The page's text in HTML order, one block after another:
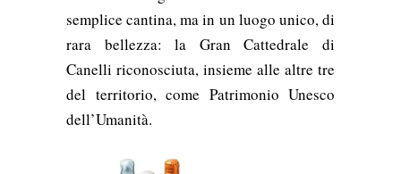
semplice cantina, ma in un luogo unico, di
rara bellezza: la Gran Cattedrale di
Canelli riconosciuta, insieme alle altre tre
del territorio, come Patrimonio Unesco
dell’Umanità.